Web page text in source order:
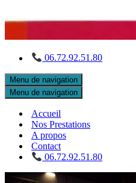
06.72.92.51.80
Menu de navigation
Menu de navigation
Accueil
Nos Prestations
A propos
Contact
06.72.92.51.80